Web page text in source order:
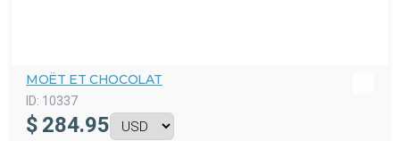
MOËT ET CHOCOLAT
ID: 10337
$ 284.95